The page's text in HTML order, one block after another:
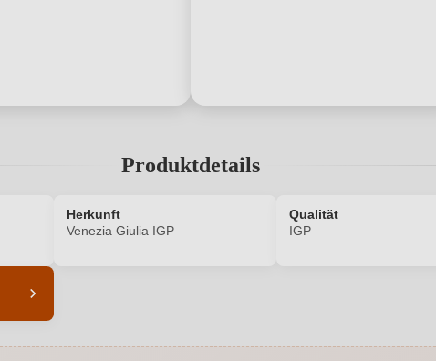
Produktdetails
Herkunft
Venezia Giulia IGP
Qualität
IGP